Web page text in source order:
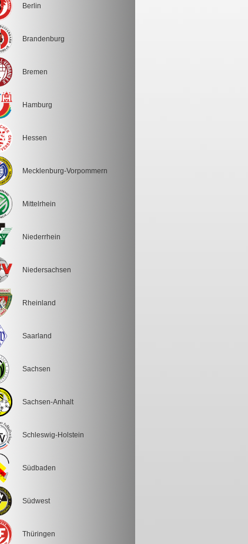
Berlin
Brandenburg
Bremen
Hamburg
Hessen
Mecklenburg-Vorpommern
Mittelrhein
Niederrhein
Niedersachsen
Rheinland
Saarland
Sachsen
Sachsen-Anhalt
Schleswig-Holstein
Südbaden
Südwest
Thüringen